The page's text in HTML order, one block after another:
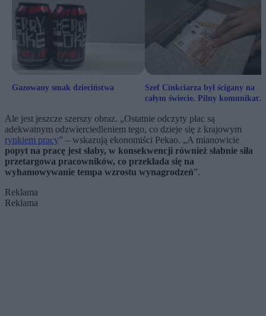
Gazowany smak dzieciństwa
Szef Cinkciarza był ścigany na
całym świecie. Pilny komunikat
Ale jest jeszcze szerszy obraz. „Ostatnie odczyty płac są
adekwatnym odzwierciedleniem tego, co dzieje się z krajowym
rynkiem pracy” – wskazują ekonomiści Pekao. „A mianowicie
popyt na pracę jest słaby, w konsekwencji również słabnie siła
przetargowa pracowników, co przekłada się na
wyhamowywanie tempa wzrostu wynagrodzeń”.
Reklama
Reklama